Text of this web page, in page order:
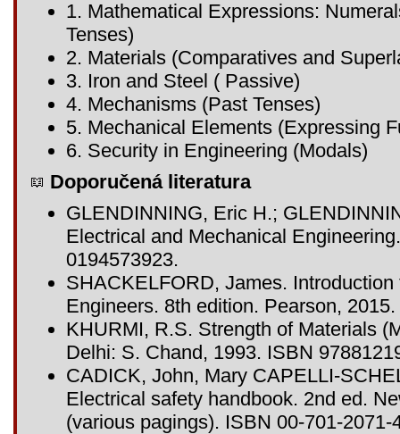
1. Mathematical Expressions:
Tenses)
2. Materials (Comparatives and
3. Iron and Steel ( Passive)
4. Mechanisms (Past Tenses)
5. Mechanical Elements (Expressing
6. Security in Engineering (Modals)
Doporučená literatura
GLENDINNING, Eric H.;
Electrical and Mechanical
0194573923.
SHACKELFORD, James.
Engineers. 8th edition. Pearson,
KHURMI, R.S. Strength of Materials
Delhi: S. Chand, 1993. ISBN
CADICK, John, Mary CAPELLI-
Electrical safety handbook. 2nd ed.
(various pagings). ISBN 00-701-2071-